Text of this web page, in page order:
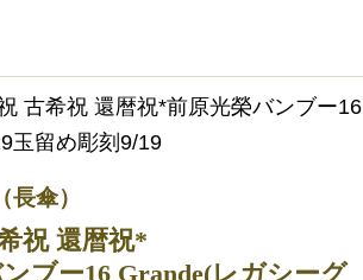
古希祝 還暦祝*前原光榮バンブー16
玉留め彫刻9/19
傘）
祝 還暦祝*
ブー16 Grande(レガシーグ